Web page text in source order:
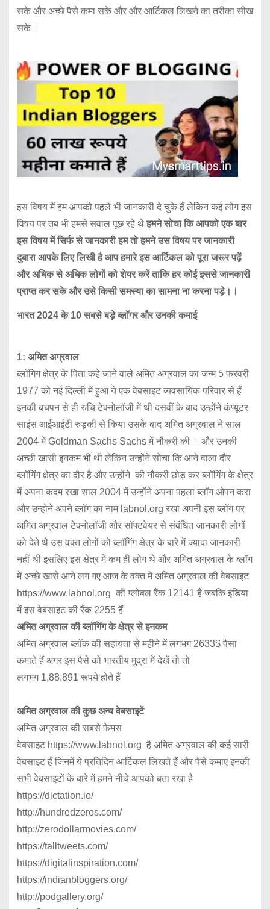
सके और अच्छे पैसे कमा सके और और आर्टिकल लिखने का तरीका सीख
सके ।
इस विषय में हम आपको पहले भी जानकारी दे चुके हैं लेकिन कई लोग इस
विषय पर तब भी हमसे सवाल पूछ रहे थेहमने सोचा कि आपको एक बार
इस विषय में सिर्फ से जानकारी हम तो हमने उस विषय पर जानकारी
दुबारा आपके लिए लिखी है आप हमारे इस आर्टिकल को पूरा जरूर पढ़ें
और अधिक से अधिक लोगों को शेयर करें ताकि हर कोई इससे जानकारी
प्राप्त कर सके और उसे किसी समस्या का सामना ना करना पड़े।।
भारत 2024 के 10 सबसे बड़े ब्लॉगर और उनकी कमाई
1: अमित अग्रवाल
ब्लॉगिग क्षेत्र के पिता कहे जाने वाले अमित अग्रवाल का जन्म 5 फरवरी
1977 को नई दिल्ली में हुआ ये एक वेबसाइट व्यवसायिक परिवार से हैं
इनकी बचपन से ही रुचि टेक्नोलॉजी में थी दसवीं के बाद उन्होंने कंप्यूटर
साइंस आईआईटी रुड़की से किया उसके बाद अमित अग्रवाल ने साल
2004 में Goldman Sachs Sachs में नौकरी की । और उनकी
अच्छी खासी इनकम भी थी लेकिन उन्होंने सोचा कि आने वाला दौर
ब्लॉगिंग क्षेत्र का दौर है और उन्होंने की नौकरी छोड़ कर ब्लॉगिंग के क्षेत्र
में अपना कदम रखा साल 2004 में उन्होंने अपना पहला ब्लॉग ओपन करा
और उन्होने अपने ब्लॉग का नाम labnol.org रखा अपनी इस ब्लॉग पर
अमित अग्रवाल टेक्नोलॉजी और सॉफ्टवेयर से संबंधित जानकारी लोगों
को देते थे उस वक्त लोगों को ब्लॉगिंग क्षेत्र के बारे में ज्यादा जानकारी
नहीं थी इसलिए इस क्षेत्र में कम ही लोग थे और अमित अग्रवाल के ब्लॉग
में अच्छे खासे आने लग गए आज के वक्त में अमित अग्रवाल की वेबसाइट
https://www.labnol.org की ग्लोबल रैंक 12141 है जबकि इंडिया
में इस वेबसाइट की रैंक 2255 हैं
अमित अग्रवाल की ब्लॉगिंग के क्षेत्र से इनकम
अमित अग्रवाल ब्लॉक की सहायता से महीने में लगभग 2633$ पैसा
कमाते हैं अगर इस पैसे को भारतीय मुद्रा में देखें तो तो
लगभग 1,88,891 रूपये होते हैं
अमित अग्रवाल की कुछ अन्य वेबसाइटें
अमित अग्रवाल की सबसे फेमस
वेबसाइट https://www.labnol.org है अमित अग्रवाल की कई सारी
वेबसाइट हैं जिनमें ये प्रतिदिन आर्टिकल लिखते हैं और पैसे कमाए इनकी
सभी वेबसाइटों के बारे में हमने नीचे आपको बता रखा है
https://dictation.io/
http://hundredzeros.com/
http://zerodollarmovies.com/
https://talltweets.com/
https://digitalinspiration.com/
https://indianbloggers.org/
http://podgallery.org/